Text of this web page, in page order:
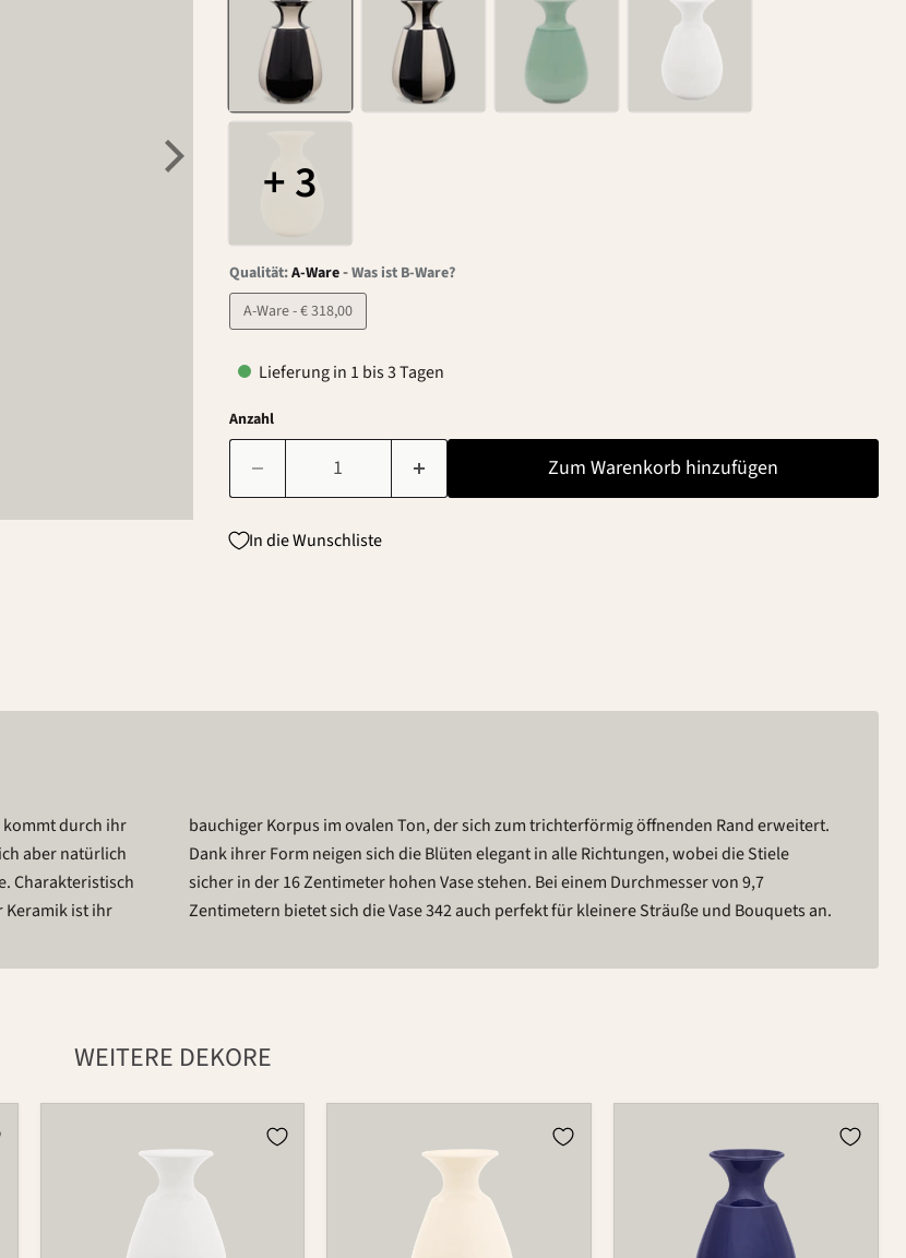
+ 3
Qualität:A-Ware-Was ist B-Ware?
A-Ware - € 318,00
Lieferung in 1 bis 3 Tagen
Anzahl
Zum Warenkorb hinzufügen
In die Wunschliste
kommt durch ihr
aber natürlich
Charakteristisch
Keramik ist ihr
Rand erweitert.
wobei die Stiele
von 9,7
Zentimetern bietet sich die Vase 342 auch perfekt für kleinere Sträuße und Bouquets an.
WEITERE DEKORE